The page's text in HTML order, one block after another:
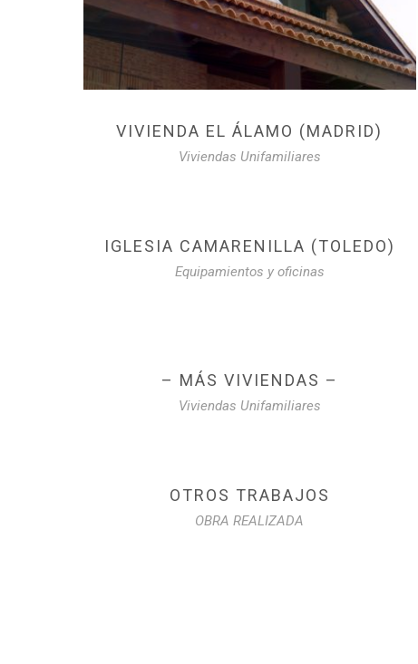
VIVIENDA EL ÁLAMO (MADRID)
Viviendas Unifamiliares
IGLESIA CAMARENILLA (TOLEDO)
Equipamientos y oficinas
– MÁS VIVIENDAS –
Viviendas Unifamiliares
OTROS TRABAJOS
OBRA REALIZADA